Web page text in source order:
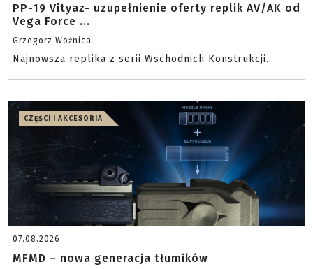
PP-19 Vityaz- uzupełnienie oferty replik AV/AK od
Vega Force ...
Grzegorz Woźnica
Najnowsza replika z serii Wschodnich Konstrukcji.
CZĘŚCI I AKCESORIA
07.08.2026
MFMD – nowa generacja tłumików